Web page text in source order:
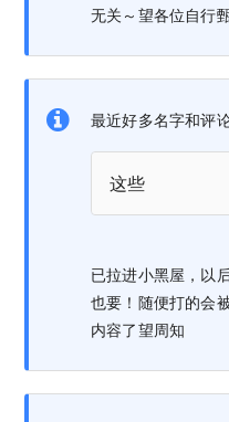
无关～望各位自行
最近好多名字和评
这些
已拉进小黑屋，以
也要！随便打的会
内容了望周知